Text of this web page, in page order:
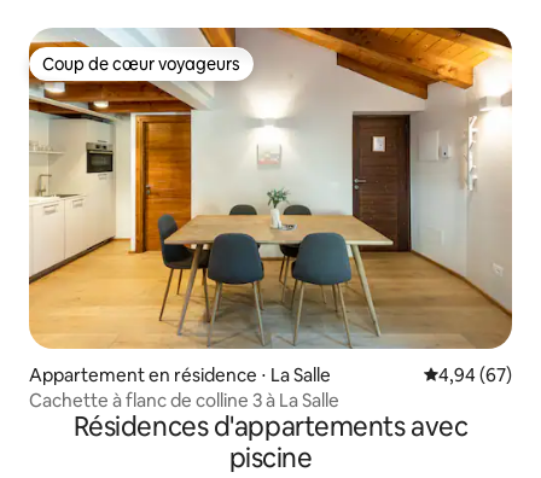
Coup de cœur voyageurs
Coup de cœur voyageurs
Appartement en résidence ⋅ La Salle Évaluation
4,94 (67)
Cachette à flanc de colline 3 à La Salle
Résidences d'appartements avec
piscine